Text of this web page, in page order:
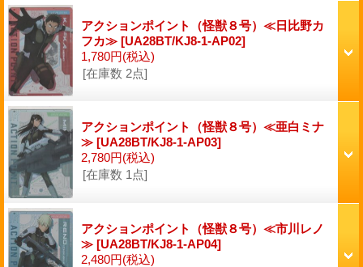
アクションポイント（怪獣８号）≪日比野カ
フカ≫ [UA28BT/KJ8-1-AP02]
1,780円(税込)
[在庫数 2点]
アクションポイント（怪獣８号）≪亜白ミナ
≫ [UA28BT/KJ8-1-AP03]
2,780円(税込)
[在庫数 1点]
アクションポイント（怪獣８号）≪市川レノ
≫ [UA28BT/KJ8-1-AP04]
2,480円(税込)